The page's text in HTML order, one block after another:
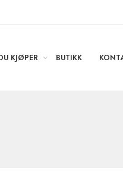
KJØPER BUTIKK